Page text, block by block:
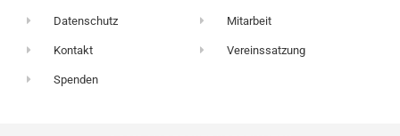
Datenschutz
Kontakt
Spenden
Mitarbeit
Vereinssatzung